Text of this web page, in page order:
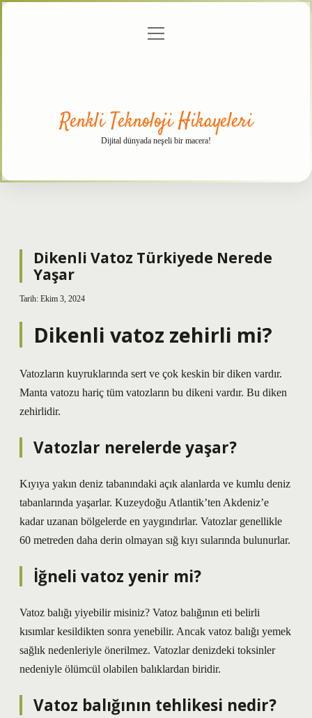
menüyü
Renkli Teknoloji Hikayeleri
Dijital dünyada neşeli bir macera!
Dikenli Vatoz Türkiyede Nerede
Yaşar
Tarih: Ekim 3, 2024
Dikenli vatoz zehirli mi?
Vatozların kuyruklarında sert ve çok keskin bir diken vardır.
Manta vatozu hariç tüm vatozların bu dikeni vardır. Bu diken
zehirlidir.
Vatozlar nerelerde yaşar?
Kıyıya yakın deniz tabanındaki açık alanlarda ve kumlu deniz
tabanlarında yaşarlar. Kuzeydoğu Atlantik’ten Akdeniz’e
kadar uzanan bölgelerde en yaygındırlar. Vatozlar genellikle
60 metreden daha derin olmayan sığ kıyı sularında bulunurlar.
İğneli vatoz yenir mi?
Vatoz balığı yiyebilir misiniz? Vatoz balığının eti belirli
kısımlar kesildikten sonra yenebilir. Ancak vatoz balığı yemek
sağlık nedenleriyle önerilmez. Vatozlar denizdeki toksinler
nedeniyle ölümcül olabilen balıklardan biridir.
Vatoz balığının tehlikesi nedir?